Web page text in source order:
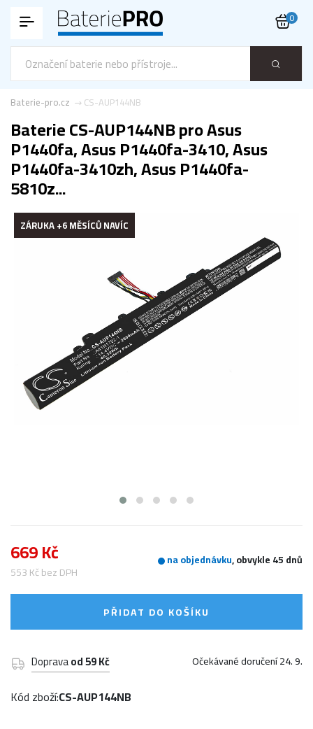
0
CS-AUP144NB
Baterie-pro.cz
Baterie CS-AUP144NB pro Asus
P1440fa, Asus P1440fa-3410, Asus
P1440fa-3410zh, Asus P1440fa-
5810z...
ZÁRUKA +6 MĚSÍCŮ NAVÍC
669 Kč
553 Kč bez DPH
na objednávku, obvykle 45 dnů
PŘIDAT DO KOŠÍKU
Dopravaod 59 Kč Očekávané doručení 24. 9.
Kód zboží:CS-AUP144NB